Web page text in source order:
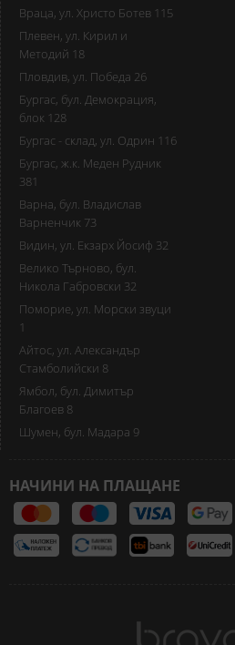
Враца, ул. Христо Ботев 115
Плевен, ул. Кирил и
Методий 18
Пловдив, ул. Победа 26
Бургас, бул. Демокрация,
блок 128
Бургас - склад, ул. Одрин 116
Бургас, ж.к. Меден Рудник
381
Варна, бул. Владислав
Варненчик 73
Видин, ул. Екзарх Йосиф 32
Велико Търново, бул.
Никола Габровски 32
Поморие, ул. Морски звуци
1
Айтос, ул. Александър
Стамболийски 8
Ямбол, бул. Димитър
Благоев 8
Шумен, бул. Мадара 9
НАЧИНИ НА ПЛАЩАНЕ